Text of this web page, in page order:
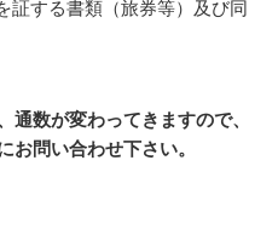
る書類（旅券等）及び同
通数が変わってきますので、
お問い合わせ下さい。